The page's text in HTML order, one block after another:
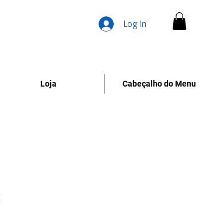
Log In
Loja Cabeçalho do Menu